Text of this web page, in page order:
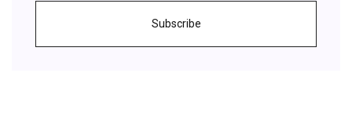
Subscribe